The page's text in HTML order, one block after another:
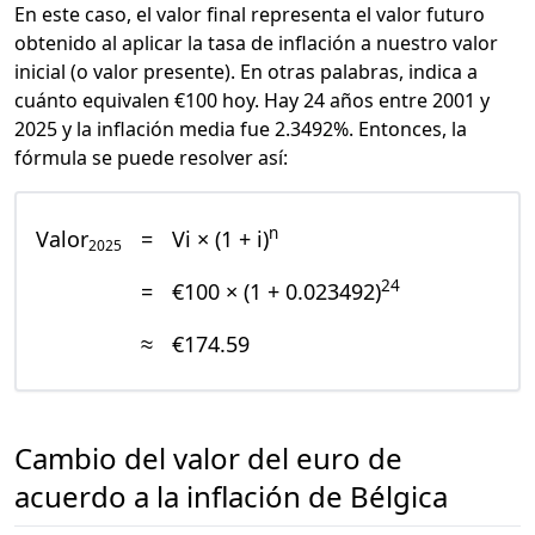
En este caso, el valor final representa el valor futuro
obtenido al aplicar la tasa de inflación a nuestro valor
inicial (o valor presente). En otras palabras, indica a
cuánto equivalen €100 hoy. Hay 24 años entre 2001 y
2025 y la inflación media fue 2.3492%. Entonces, la
fórmula se puede resolver así:
Valor2025 = Vi × (1 + i)n
= €100 × (1 + 0.023492)24
≈ €174.59
Cambio del valor del euro de
acuerdo a la inflación de Bélgica